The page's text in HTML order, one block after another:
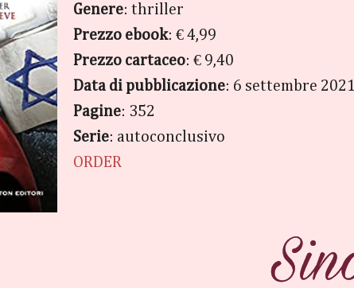
Genere: thriller
Prezzo ebook: € 4,99
Prezzo cartaceo: € 9,40
Data di pubblicazione: 6 settembre 2021
Pagine: 352
Serie: autoconclusivo
ORDER